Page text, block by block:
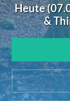
Heute
&